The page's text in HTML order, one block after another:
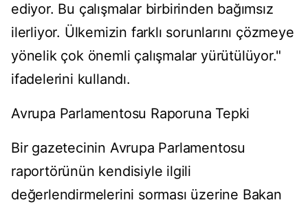
ediyor. Bu çalışmalar birbirinden bağımsız
ilerliyor. Ülkemizin farklı sorunlarını çözmeye
yönelik çok önemli çalışmalar yürütülüyor."
ifadelerini kullandı.
Avrupa Parlamentosu Raporuna Tepki
Bir gazetecinin Avrupa Parlamentosu
raportörünün kendisiyle ilgili
değerlendirmelerini sorması üzerine Bakan